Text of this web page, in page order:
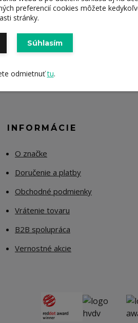
INFORMÁCIE
O značke
Doručenie a platby
Obchodné podmienky
Vrátenie tovaru
B2B spolupráca
Vernostné akcie
preferencií cookies môžete
stránky.
Súhlasím
odmietnuťtu.